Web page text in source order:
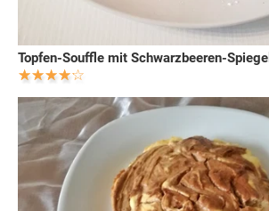
Topfen-Souffle mit Schwarzbeeren-Spiegel